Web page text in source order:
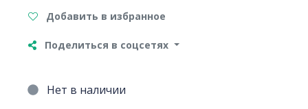
Добавить в избранное
Поделиться в соцсетях
Нет в наличии